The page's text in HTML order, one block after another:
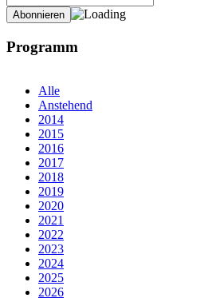
Programm
Alle
Anstehend
2014
2015
2016
2017
2018
2019
2020
2021
2022
2023
2024
2025
2026